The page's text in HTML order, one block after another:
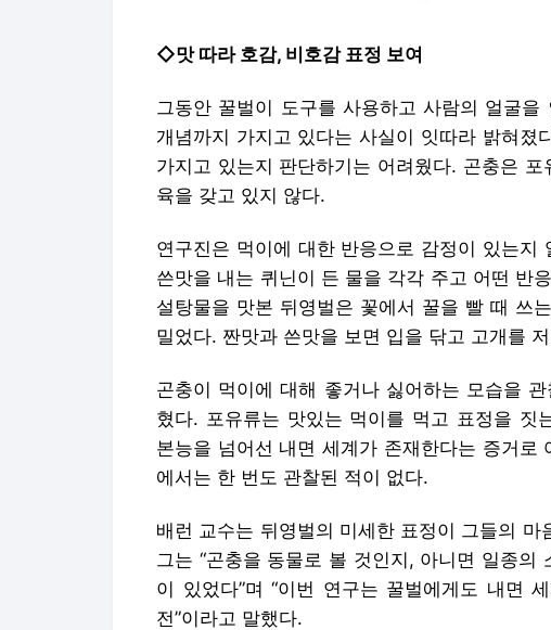
◇맛 따라 호감, 비호감 표정 보여
그동안 꿀벌이 도구를 사용하고 사람의 얼굴을
개념까지 가지고 있다는 사실이 잇따라 밝혀졌
가지고 있는지 판단하기는 어려웠다. 곤충은
육을 갖고 있지 않다.
연구진은 먹이에 대한 반응으로 감정이 있는지
쓴맛을 내는 퀴닌이 든 물을 각각 주고 어떤 반
설탕물을 맛본 뒤영벌은 꽃에서 꿀을 빨 때 쓰
밀었다. 짠맛과 쓴맛을 보면 입을 닦고 고개를
곤충이 먹이에 대해 좋거나 싫어하는 모습을
혔다. 포유류는 맛있는 먹이를 먹고 표정을 짓
본능을 넘어선 내면 세계가 존재한다는 증거로
에서는 한 번도 관찰된 적이 없다.
배런 교수는 뒤영벌의 미세한 표정이 그들의
그는 “곤충을 동물로 볼 것인지, 아니면 일종
이 있었다”며 “이번 연구는 꿀벌에게도 내면
전”이라고 말했다.